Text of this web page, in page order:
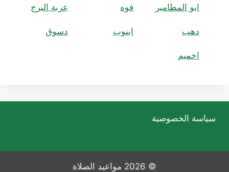
ابو المطامير فوه عزبة البرج
دهب ابنوب دسوق
اخميم
سياسة الخصوصية
© 2026 مواعيد الصلاة